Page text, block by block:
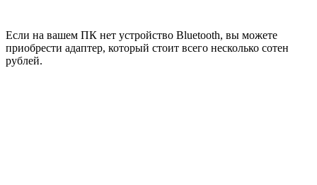
Если на вашем ПК нет устройство Bluetooth, вы можете
приобрести адаптер, который стоит всего несколько сотен
рублей.